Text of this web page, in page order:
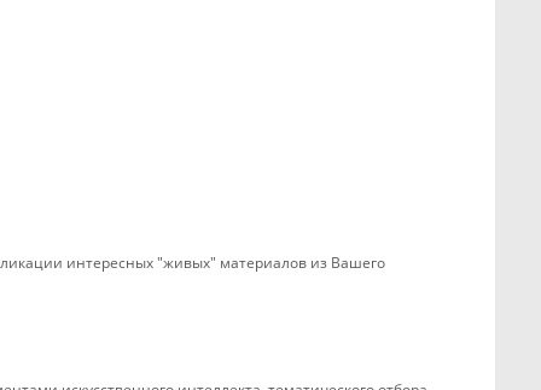
интересных "живых" материалов из Вашего